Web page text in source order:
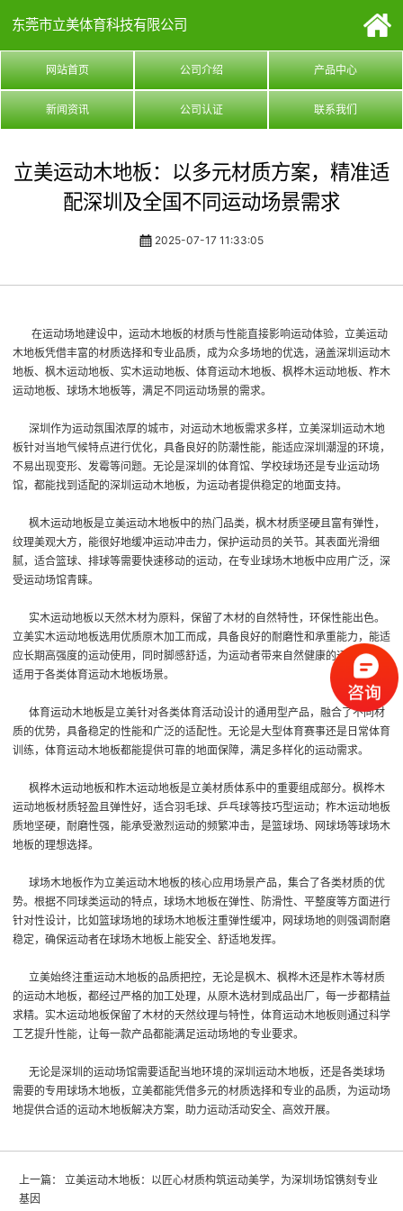
东莞市立美体育科技有限公司
网站首页 公司介绍 产品中心
新闻资讯 公司认证 联系我们
立美运动木地板：以多元材质方案，精准适
配深圳及全国不同运动场景需求
2025-07-17 11:33:05
在运动场地建设中，运动木地板的材质与性能直接影响运动体验，立美运动
木地板凭借丰富的材质选择和专业品质，成为众多场地的优选，涵盖深圳运动木
地板、枫木运动地板、实木运动地板、体育运动木地板、枫桦木运动地板、柞木
运动地板、球场木地板等，满足不同运动场景的需求。
深圳作为运动氛围浓厚的城市，对运动木地板需求多样，立美深圳运动木地
板针对当地气候特点进行优化，具备良好的防潮性能，能适应深圳潮湿的环境，
不易出现变形、发霉等问题。无论是深圳的体育馆、学校球场还是专业运动场
馆，都能找到适配的深圳运动木地板，为运动者提供稳定的地面支持。
枫木运动地板是立美运动木地板中的热门品类，枫木材质坚硬且富有弹性，
纹理美观大方，能很好地缓冲运动冲击力，保护运动员的关节。其表面光滑细
腻，适合篮球、排球等需要快速移动的运动，在专业球场木地板中应用广泛，深
受运动场馆青睐。
实木运动地板以天然木材为原料，保留了木材的自然特性，环保性能出色。
立美实木运动地板选用优质原木加工而成，具备良好的耐磨性和承重能力，能适
应长期高强度的运动使用，同时脚感舒适，为运动者带来自然健康的运动体验，
适用于各类体育运动木地板场景。
体育运动木地板是立美针对各类体育活动设计的通用型产品，融合了不同材
质的优势，具备稳定的性能和广泛的适配性。无论是大型体育赛事还是日常体育
训练，体育运动木地板都能提供可靠的地面保障，满足多样化的运动需求。
枫桦木运动地板和柞木运动地板是立美材质体系中的重要组成部分。枫桦木
运动地板材质轻盈且弹性好，适合羽毛球、乒乓球等技巧型运动；柞木运动地板
质地坚硬，耐磨性强，能承受激烈运动的频繁冲击，是篮球场、网球场等球场木
地板的理想选择。
球场木地板作为立美运动木地板的核心应用场景产品，集合了各类材质的优
势。根据不同球类运动的特点，球场木地板在弹性、防滑性、平整度等方面进行
针对性设计，比如篮球场地的球场木地板注重弹性缓冲，网球场地的则强调耐磨
稳定，确保运动者在球场木地板上能安全、舒适地发挥。
立美始终注重运动木地板的品质把控，无论是枫木、枫桦木还是柞木等材质
的运动木地板，都经过严格的加工处理，从原木选材到成品出厂，每一步都精益
求精。实木运动地板保留了木材的天然纹理与特性，体育运动木地板则通过科学
工艺提升性能，让每一款产品都能满足运动场地的专业要求。
无论是深圳的运动场馆需要适配当地环境的深圳运动木地板，还是各类球场
需要的专用球场木地板，立美都能凭借多元的材质选择和专业的品质，为运动场
地提供合适的运动木地板解决方案，助力运动活动安全、高效开展。
上一篇：
立美运动木地板：以匠心材质构筑运动美学，为深圳场馆镌刻专业
基因